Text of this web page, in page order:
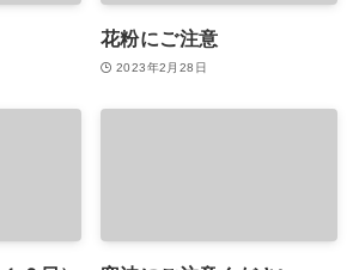
花粉にご注意
2023年2月28日